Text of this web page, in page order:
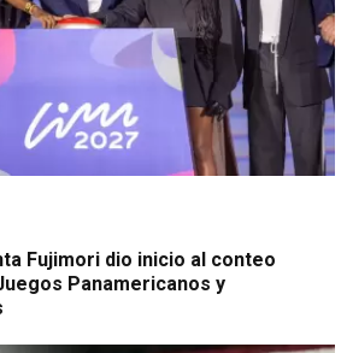
Fujimori dio inicio al conteo
Panamericanos y